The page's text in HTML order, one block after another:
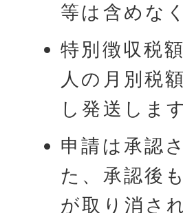
等は含めな
特別徴収税
人の月別税
し発送します
申請は承認
た、承認後
が取り消さ